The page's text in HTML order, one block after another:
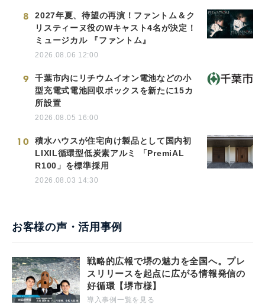
8
2027年夏、待望の再演！ファントム＆ク
リスティーヌ役のWキャスト4名が決定！
ミュージカル 『ファントム』
2026.08.06 12:00
9
千葉市内にリチウムイオン電池などの小
型充電式電池回収ボックスを新たに15カ
所設置
2026.08.05 16:00
10
積水ハウスが住宅向け製品として国内初
LIXIL循環型低炭素アルミ 「PremiAL
R100」を標準採用
2026.08.03 14:30
お客様の声・活用事例
戦略的広報で堺の魅力を全国へ。プレ
スリリースを起点に広がる情報発信の
好循環【堺市様】
導入事例一覧を見る